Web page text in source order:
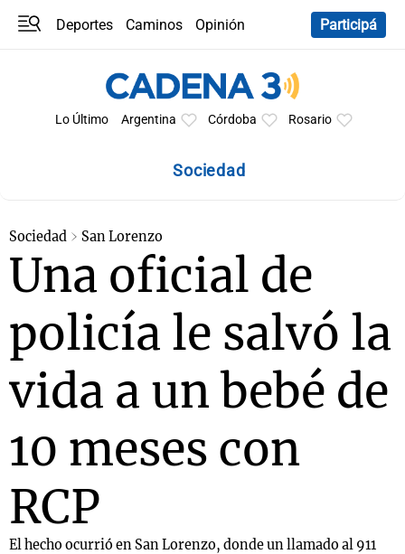
Deportes Caminos
Opinión
Participá
Lo Último Argentina Córdoba Rosario
Sociedad
Sociedad San Lorenzo
Una oficial de
policía le salvó la
vida a un bebé de
10 meses con
RCP
El hecho ocurrió en San Lorenzo, donde un llamado al 911